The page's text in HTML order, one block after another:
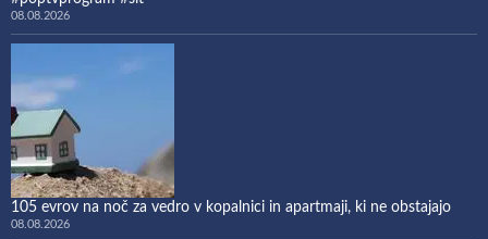
08.08.2026
105 evrov na noč za vedro v kopalnici in apartmaji, ki ne obstajajo
08.08.2026